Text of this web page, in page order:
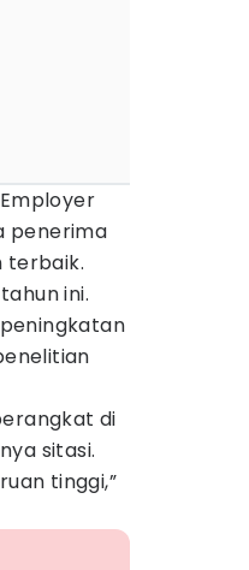
penerima
terbaik.
ini.
di
sitasi.
tinggi,”